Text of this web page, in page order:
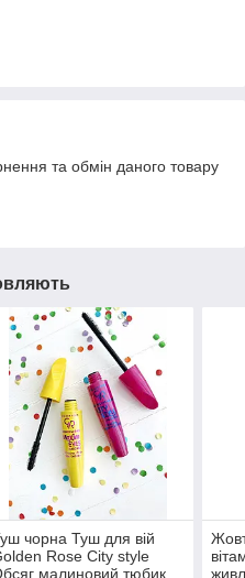
та обмін даного товару
чорна Туш для вій
Rose City style
малиновий тюбик